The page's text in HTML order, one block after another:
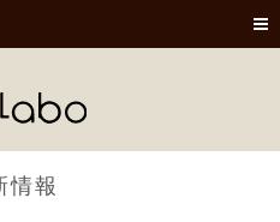
情報